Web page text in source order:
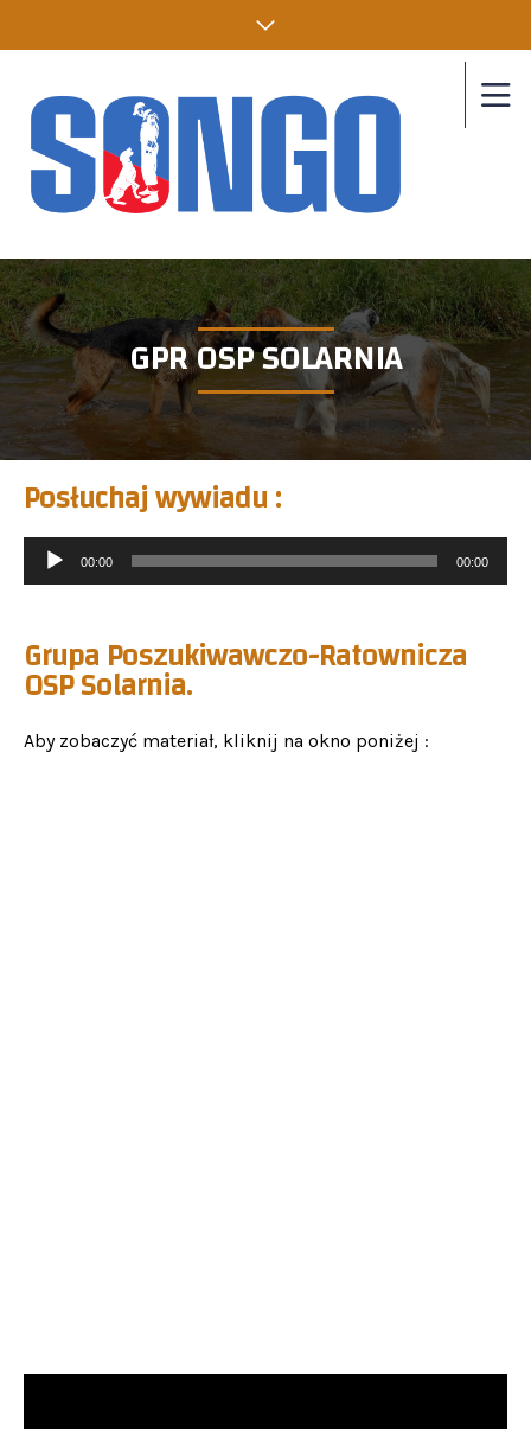
GPR OSP SOLARNIA
Posłuchaj wywiadu :
Odtwarzacz
plików
00:00 00:00
Grupa Poszukiwawczo-Ratownicza
OSP Solarnia.
Aby zobaczyć materiał, kliknij na okno poniżej :